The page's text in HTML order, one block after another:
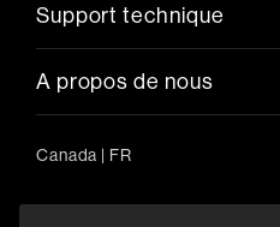
Support technique
A propos de nous
Canada | FR